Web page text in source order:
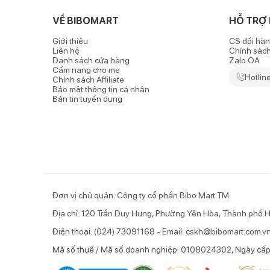
đảm bảo không gây kích ứng hay làm xước da cổ
- Phao có van hơi tiện lợi bằng cao su giúp ba mẹ
chuyến đi biển, đi bơi của gia đình.
VỀ BIBOMART
Giới thiệu
Liên hệ
Danh sách cửa hàng
Cẩm nang cho mẹ
Chính sách Affiliate
Bảo mật thông tin cá nhân
Bản tin tuyển dụng
HỖ TRỢ
CS đổi
Chính
Zalo OA
Hotline
Đơn vị chủ quản: Công ty cổ phần Bibo Mart TM
Địa chỉ: 120 Trần Duy Hưng, Phường Yên Hòa, Thành phố
Điện thoại: (024) 73091168 - Email: cskh@bibomart.com.vn
Mã số thuế / Mã số doanh nghiệp: 0108024302, Ngày